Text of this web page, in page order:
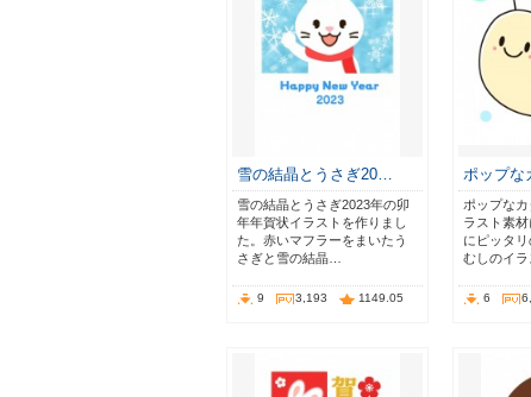
雪の結晶とうさぎ20…
雪の結晶とうさぎ2023年の卯
年年賀状イラストを作りまし
た。赤いマフラーをまいたう
さぎと雪の結晶…
9 3,193 1149.05
ポップ
ポップな
ラスト素
にピッタ
むしのイ
6